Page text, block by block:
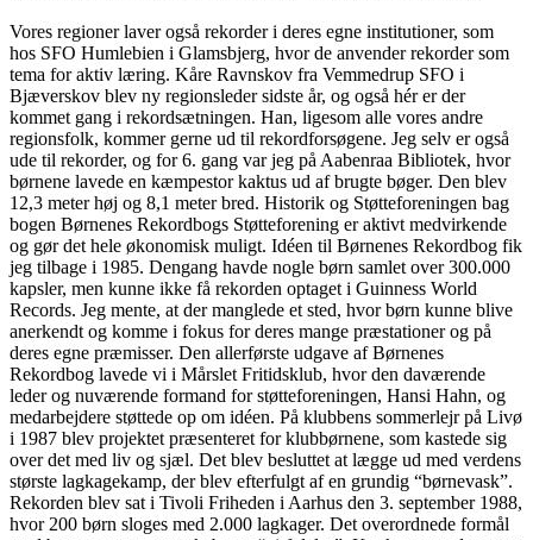
Vores regioner laver også rekorder i deres egne institutioner, som
hos SFO Humlebien i Glamsbjerg, hvor de anvender rekorder som
tema for aktiv læring. Kåre Ravnskov fra Vemmedrup SFO i
Bjæverskov blev ny regionsleder sidste år, og også hér er der
kommet gang i rekordsætningen. Han, ligesom alle vores andre
regionsfolk, kommer gerne ud til rekordforsøgene. Jeg selv er også
ude til rekorder, og for 6. gang var jeg på Aabenraa Bibliotek, hvor
børnene lavede en kæmpestor kaktus ud af brugte bøger. Den blev
12,3 meter høj og 8,1 meter bred. Historik og Støtteforeningen bag
bogen Børnenes Rekordbogs Støtteforening er aktivt medvirkende
og gør det hele økonomisk muligt. Idéen til Børnenes Rekordbog fik
jeg tilbage i 1985. Dengang havde nogle børn samlet over 300.000
kapsler, men kunne ikke få rekorden optaget i Guinness World
Records. Jeg mente, at der manglede et sted, hvor børn kunne blive
anerkendt og komme i fokus for deres mange præstationer og på
deres egne præmisser. Den allerførste udgave af Børnenes
Rekordbog lavede vi i Mårslet Fritidsklub, hvor den daværende
leder og nuværende formand for støtteforeningen, Hansi Hahn, og
medarbejdere støttede op om idéen. På klubbens sommerlejr på Livø
i 1987 blev projektet præsenteret for klubbørnene, som kastede sig
over det med liv og sjæl. Det blev besluttet at lægge ud med verdens
største lagkagekamp, der blev efterfulgt af en grundig “børnevask”.
Rekorden blev sat i Tivoli Friheden i Aarhus den 3. september 1988,
hvor 200 børn sloges med 2.000 lagkager. Det overordnede formål